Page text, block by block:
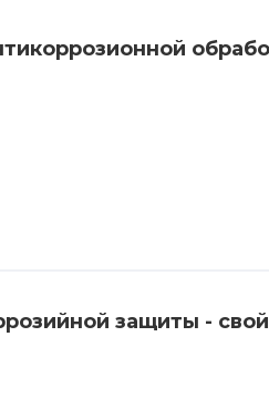
защиты -